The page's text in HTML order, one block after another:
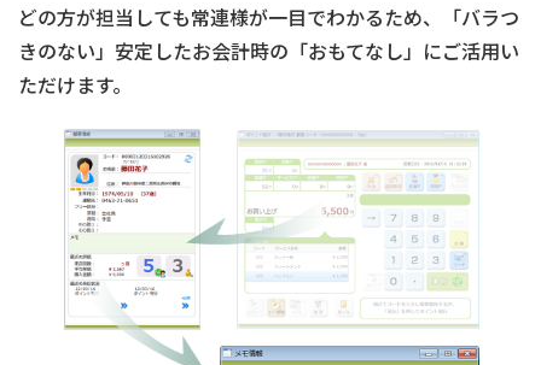
どの方が担当しても常連様が一目でわかるため、「バラつ
きのない」安定したお会計時の「おもてなし」にご活用い
ただけます。